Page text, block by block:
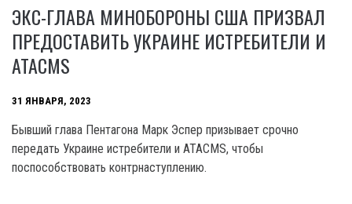
ЭКС-ГЛАВА МИНОБОРОНЫ США ПРИЗВАЛ
ПРЕДОСТАВИТЬ УКРАИНЕ ИСТРЕБИТЕЛИ И
ATACMS
31 ЯНВАРЯ, 2023
Бывший глава Пентагона Марк Эспер призывает срочно
передать Украине истребители и ATACMS, чтобы
поспособствовать контрнаступлению.